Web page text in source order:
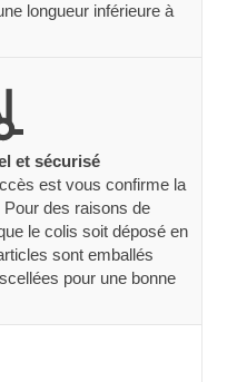
longueur inférieure à
et sécurisé
est vous confirme la
des raisons de
le colis soit déposé en
sont emballés
pour une bonne